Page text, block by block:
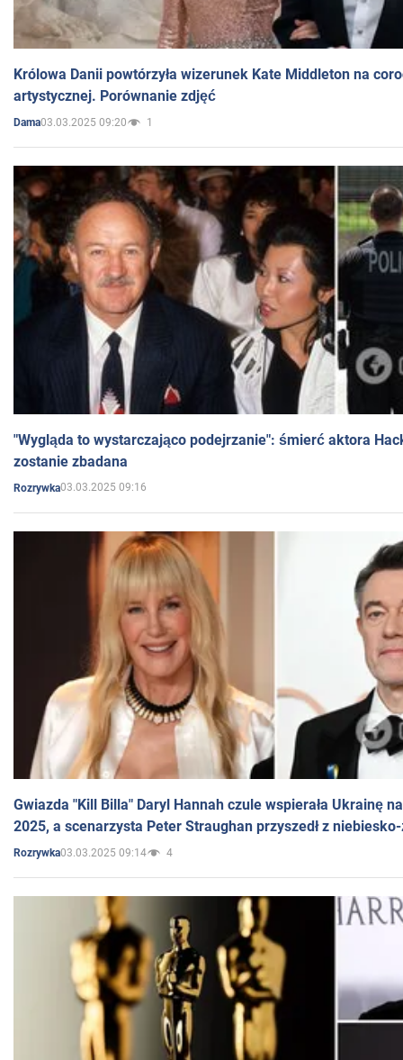
Królowa Danii powtórzyła wizerunek Kate Middleton na
artystycznej. Porównanie zdjęć
Dama03.03.2025 09:20 1
"Wygląda to wystarczająco podejrzanie": śmierć aktora
zostanie zbadana
Rozrywka03.03.2025 09:16
Gwiazda "Kill Billa" Daryl Hannah czule wspierała Ukrainę
2025, a scenarzysta Peter Straughan przyszedł z
Rozrywka03.03.2025 09:14 4